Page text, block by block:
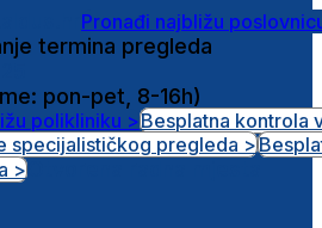
Pronađi najbližu
termina pregleda
pon-pet, 8-16h)
polikliniku >Besplatna kontrola
specijalističkog pregleda >
>